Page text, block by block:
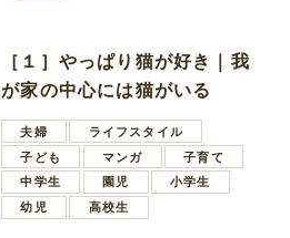
［１］やっぱり猫が好き｜我
が家の中心には猫がいる
夫婦
ライフスタイル
子ども
マンガ
子育て
中学生
園児
小学生
幼児
高校生